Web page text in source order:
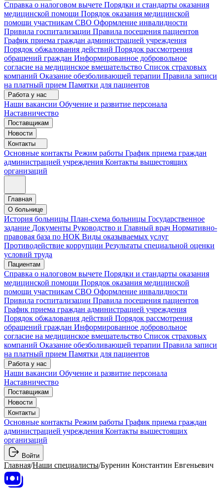
Справка о налоговом вычете Порядки и стандарты оказания
медицинской помощи Порядок оказания медицинской
помощи участникам СВО Оформление инвалидности
Привила госпитализации Правила посещения пациентов
График приема граждан администрацией учреждения
Порядок обжалования действий Порядок рассмотрения
обращений граждан Информированное добровольное
согласие на медицинское вмешательство Список страховых
компаний Оказание обезболивающей терапии Правила записи
на платный прием Памятки для пациентов
Работа у нас
Наши вакансии Обучение и развитие персонала
Наставничество
Поставщикам
Новости
Контакты
Основные контакты Режим работы График приема граждан
администрацией учреждения Контакты вышестоящих
организаций
Главная
О больнице
История больницы План-схема больницы Государственное
задание Документы Руководство и Главный врач Нормативно-
правовая база по НОК Виды оказываемых услуг
Противодействие коррупции Результаты специальной оценки
условий труда
Пациентам
Справка о налоговом вычете Порядки и стандарты оказания
медицинской помощи Порядок оказания медицинской
помощи участникам СВО Оформление инвалидности
Привила госпитализации Правила посещения пациентов
График приема граждан администрацией учреждения
Порядок обжалования действий Порядок рассмотрения
обращений граждан Информированное добровольное
согласие на медицинское вмешательство Список страховых
компаний Оказание обезболивающей терапии Правила записи
на платный прием Памятки для пациентов
Работа у нас
Наши вакансии Обучение и развитие персонала
Наставничество
Поставщикам
Новости
Контакты
Основные контакты Режим работы График приема граждан
администрацией учреждения Контакты вышестоящих
организаций
Войти
Главная/Наши специалисты/Буренин Константин Евгеньевич